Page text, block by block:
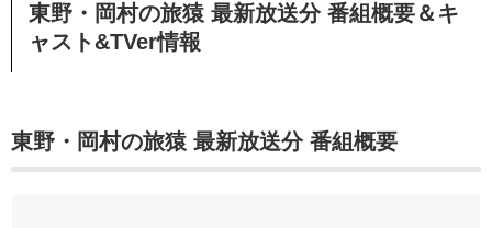
東野・岡村の旅猿 最新放送分 番組概要＆キ
ャスト&TVer情報
東野・岡村の旅猿 最新放送分 番組概要